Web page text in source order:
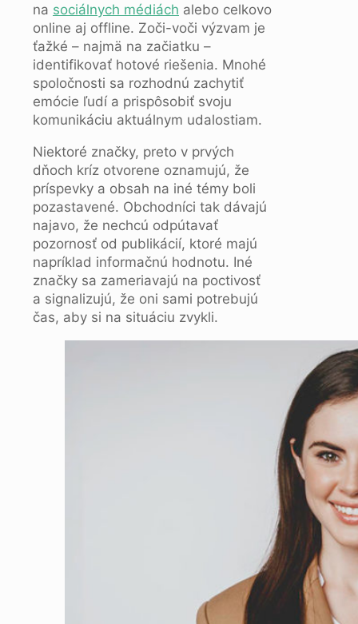
na sociálnych médiách alebo celkovo
online aj offline. Zoči-voči výzvam je
ťažké – najmä na začiatku –
identifikovať hotové riešenia. Mnohé
spoločnosti sa rozhodnú zachytiť
emócie ľudí a prispôsobiť svoju
komunikáciu aktuálnym udalostiam.
Niektoré značky, preto v prvých
dňoch kríz otvorene oznamujú, že
príspevky a obsah na iné témy boli
pozastavené. Obchodníci tak dávajú
najavo, že nechcú odpútavať
pozornosť od publikácií, ktoré majú
napríklad informačnú hodnotu. Iné
značky sa zameriavajú na poctivosť
a signalizujú, že oni sami potrebujú
čas, aby si na situáciu zvykli.